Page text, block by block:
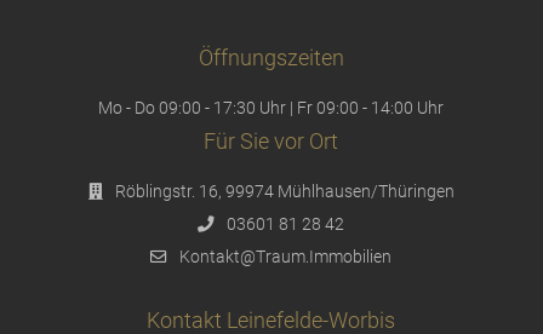
Öffnungszeiten
Mo - Do 09:00 - 17:30 Uhr | Fr 09:00 - 14:00 Uhr
Für Sie vor Ort
Röblingstr. 16, 99974 Mühlhausen/Thüringen
03601 81 28 42
Kontakt@Traum.Immobilien
Kontakt Leinefelde-Worbis